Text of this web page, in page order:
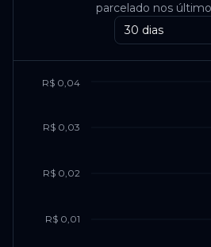
parcelado nos
30 dias
R$ 0,01
R$ 0,02
R$ 0,03
R$ 0,04